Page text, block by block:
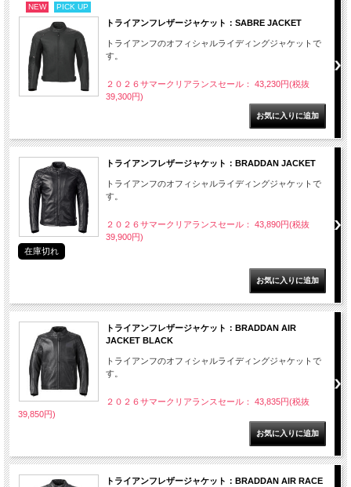
NEW PICK UP
トライアンフレザージャケット：SABRE JACKET
トライアンフのオフィシャルライディングジャケットで
す。
２０２６サマークリアランスセール： 43,230円(税抜
39,300円)
トライアンフレザージャケット：BRADDAN JACKET
トライアンフのオフィシャルライディングジャケットで
す。
２０２６サマークリアランスセール： 43,890円(税抜
39,900円)
在庫切れ
トライアンフレザージャケット：BRADDAN AIR
JACKET BLACK
トライアンフのオフィシャルライディングジャケットで
す。
２０２６サマークリアランスセール： 43,835円(税抜
39,850円)
トライアンフレザージャケット：BRADDAN AIR RACE